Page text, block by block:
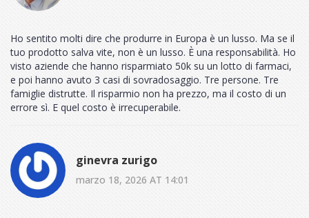
Ho sentito molti dire che produrre in Europa è un lusso. Ma se il
tuo prodotto salva vite, non è un lusso. È una responsabilità. Ho
visto aziende che hanno risparmiato 50k su un lotto di farmaci,
e poi hanno avuto 3 casi di sovradosaggio. Tre persone. Tre
famiglie distrutte. Il risparmio non ha prezzo, ma il costo di un
errore sì. E quel costo è irrecuperabile.
ginevra zurigo
marzo 18, 2026 AT 14:01